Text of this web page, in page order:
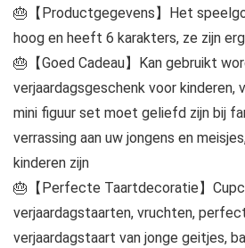
🎂【Productgegevens】Het
hoog en heeft 6 karakters, ze zijn
🎂【Goed Cadeau】Kan gebruikt
verjaardagsgeschenk voor kinderen,
mini figuur set moet geliefd zijn bij
verrassing aan uw jongens en
kinderen zijn
🎂【Perfecte Taartdecoratie】
verjaardagstaarten, vruchten,
verjaardagstaart van jonge geitjes,